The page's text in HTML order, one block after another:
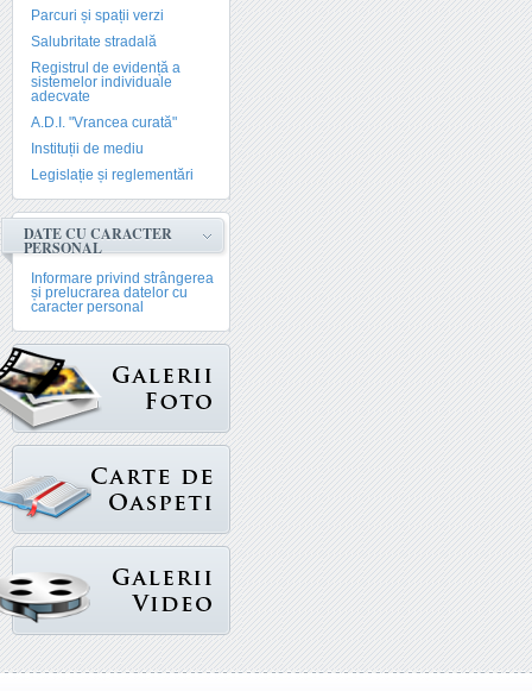
Parcuri și spații verzi
Salubritate stradală
Registrul de evidență a
sistemelor individuale
adecvate
A.D.I. "Vrancea curată"
Instituții de mediu
Legislație și reglementări
DATE CU CARACTER
PERSONAL
Informare privind strângerea
și prelucrarea datelor cu
caracter personal